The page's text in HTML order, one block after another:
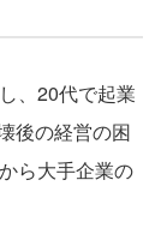
、20代で起業
後の経営の困
ら大手企業の